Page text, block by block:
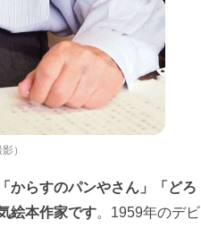
）
からすのパンやさん」「どろ
絵本作家です。1959年のデビ